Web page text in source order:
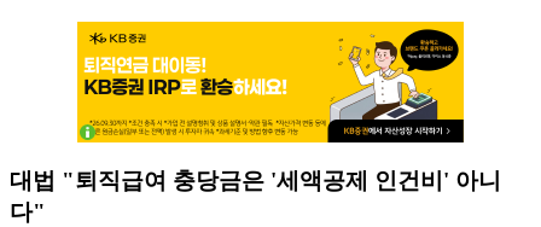
대법 "퇴직급여 충당금은 '세액공제 인건비' 아니
다"